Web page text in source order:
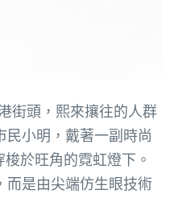
街頭，熙來攘往的人群
民小明，戴著一副時尚
於旺角的霓虹燈下。
而是由尖端仿生眼技術